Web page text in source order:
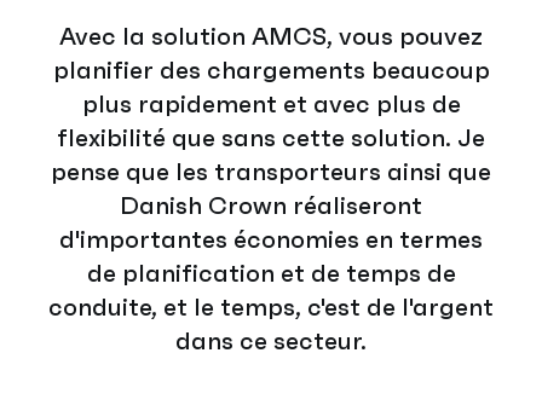
Avec la solution AMCS, vous pouvez
planifier des chargements beaucoup
plus rapidement et avec plus de
flexibilité que sans cette solution. Je
pense que les transporteurs ainsi que
Danish Crown réaliseront
d'importantes économies en termes
de planification et de temps de
conduite, et le temps, c'est de l'argent
dans ce secteur.